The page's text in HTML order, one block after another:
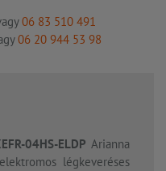
06 83 510 491
06 20 944 53 98
04HS-ELDP Arianna
légkeveréses